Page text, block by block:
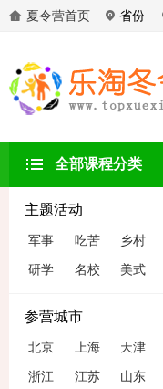
夏令营首页 省份
全部课程分类
主题活动
军事 吃苦 乡村
研学
名校 美式
参营城市
北京 上海 天津
浙江
江苏 山东